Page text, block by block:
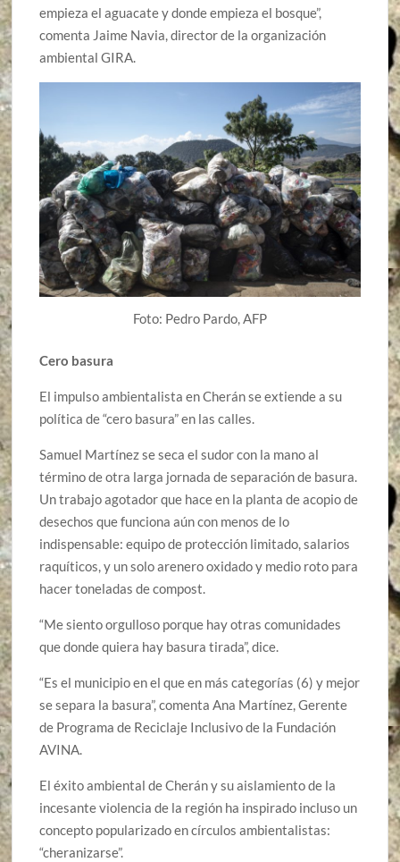
empieza el aguacate y donde empieza el bosque”,
comenta Jaime Navia, director de la organización
ambiental GIRA.
Foto: Pedro Pardo, AFP
Cero basura
El impulso ambientalista en Cherán se extiende a su
política de “cero basura” en las calles.
Samuel Martínez se seca el sudor con la mano al
término de otra larga jornada de separación de basura.
Un trabajo agotador que hace en la planta de acopio de
desechos que funciona aún con menos de lo
indispensable: equipo de protección limitado, salarios
raquíticos, y un solo arenero oxidado y medio roto para
hacer toneladas de compost.
“Me siento orgulloso porque hay otras comunidades
que donde quiera hay basura tirada”, dice.
“Es el municipio en el que en más categorías (6) y mejor
se separa la basura”, comenta Ana Martínez, Gerente
de Programa de Reciclaje Inclusivo de la Fundación
AVINA.
El éxito ambiental de Cherán y su aislamiento de la
incesante violencia de la región ha inspirado incluso un
concepto popularizado en círculos ambientalistas:
“cheranizarse”.